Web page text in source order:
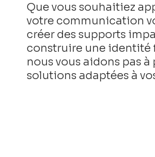
Que vous souhaitiez
votre communication
créer des supports
construire une identité
nous vous aidons pas à
solutions adaptées à